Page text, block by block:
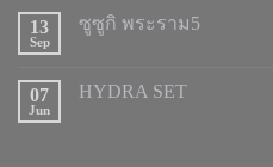
13
Sep
ซูซูกิ พระราม5
07
Jun
HYDRA SET